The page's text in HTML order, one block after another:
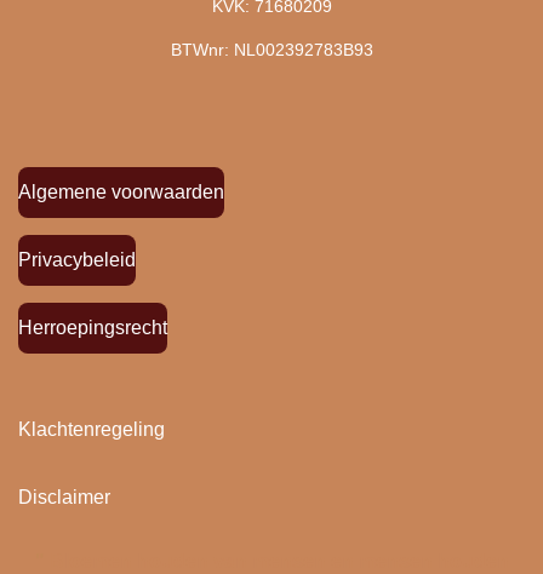
KVK: 71680209
BTWnr: NL002392783B93
Algemene voorwaarden
Privacybeleid
Herroepingsrecht
Klachtenregeling
Disclaimer